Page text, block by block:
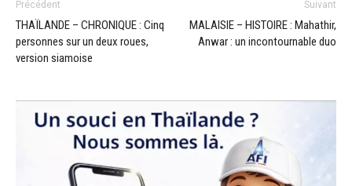
Précédent
THAÏLANDE – CHRONIQUE : Cinq
personnes sur un deux roues,
version siamoise
Suivant
MALAISIE – HISTOIRE : Mahathir,
Anwar : un incontournable duo